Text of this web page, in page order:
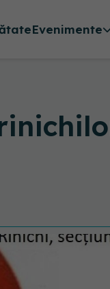
Evenimente